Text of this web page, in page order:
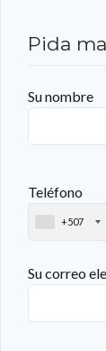
Pida
Su nombre
Teléfono
+507
Su correo